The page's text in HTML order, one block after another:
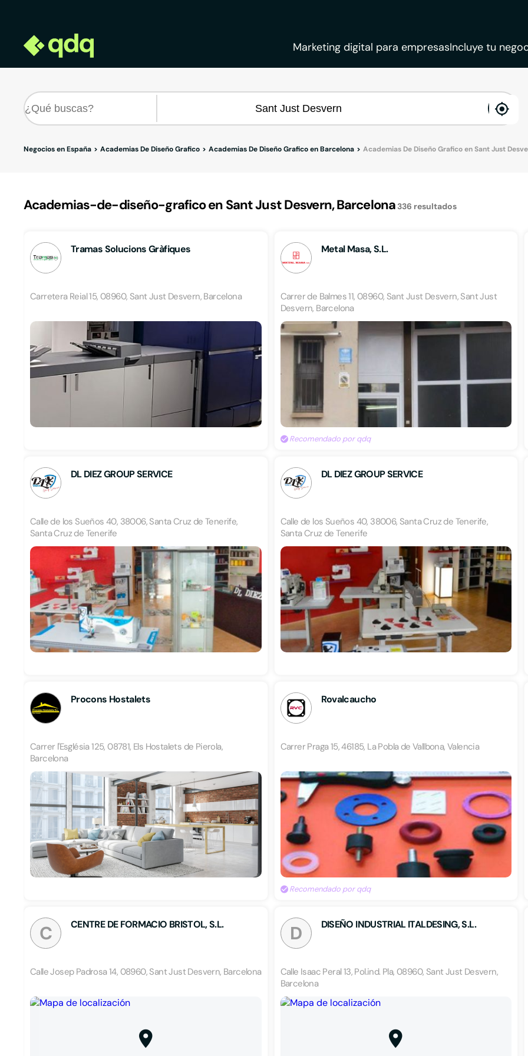
Marketing digital para empresasIncluye tu
Negocios en España Academias De Diseño Grafico Academias De Diseño Grafico en Barcelona Academias De Diseño Grafico en Sant Just
Academias-de-diseño-grafico en Sant Just Desvern, Barcelona336 resultados
Tramas Solucions Gràfiques
Carretera Reial 15, 08960, Sant Just Desvern, Barcelona
Metal Masa, S.L.
Carrer de Balmes 11, 08960, Sant Just Desvern, Sant Just
Desvern, Barcelona
Recomendado por qdq
DL DIEZ GROUP SERVICE
Calle de los Sueños 40, 38006, Santa Cruz de Tenerife,
Santa Cruz de Tenerife
DL DIEZ GROUP SERVICE
Calle de los Sueños 40, 38006, Santa Cruz de Tenerife,
Santa Cruz de Tenerife
Procons Hostalets
Carrer l'Església 125, 08781, Els Hostalets de Pierola,
Barcelona
Rovalcaucho
Carrer Praga 15, 46185, La Pobla de Vallbona, Valencia
Recomendado por qdq
C CENTRE DE FORMACIO BRISTOL, S.L.
Calle Josep Padrosa 14, 08960, Sant Just Desvern, Barcelona
D DISEÑO INDUSTRIAL ITALDESING, S.L.
Calle Isaac Peral 13, Pol.ind. Pla, 08960, Sant Just Desvern,
Barcelona